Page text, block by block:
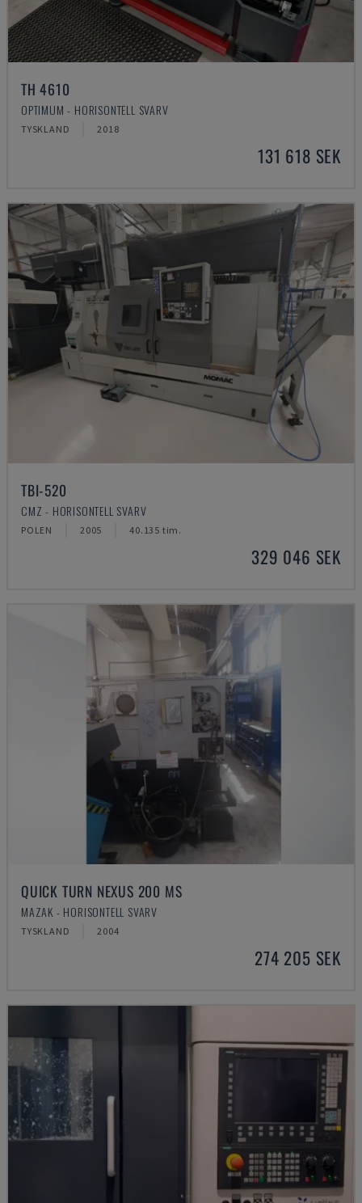
TH 4610
OPTIMUM - HORISONTELL SVARV
TYSKLAND 2018
131 618 SEK
TBI-520
CMZ - HORISONTELL SVARV
POLEN 2005 40.135 tim.
329 046 SEK
QUICK TURN NEXUS 200 MS
MAZAK - HORISONTELL SVARV
TYSKLAND 2004
274 205 SEK